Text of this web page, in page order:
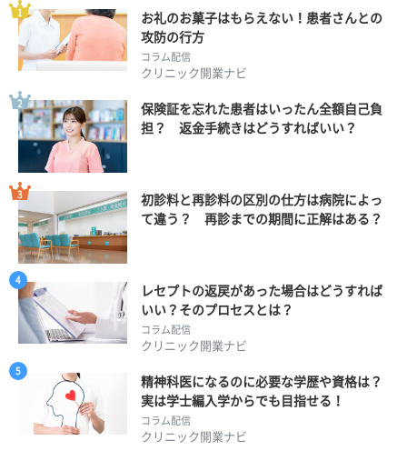
お礼のお菓子はもらえない！患者さんとの
攻防の行方
コラム配信
クリニック開業ナビ
保険証を忘れた患者はいったん全額自己負
担？ 返金手続きはどうすればいい？
初診料と再診料の区別の仕方は病院によっ
て違う？ 再診までの期間に正解はある？
レセプトの返戻があった場合はどうすれば
いい？そのプロセスとは？
コラム配信
クリニック開業ナビ
精神科医になるのに必要な学歴や資格は？
実は学士編入学からでも目指せる！
コラム配信
クリニック開業ナビ